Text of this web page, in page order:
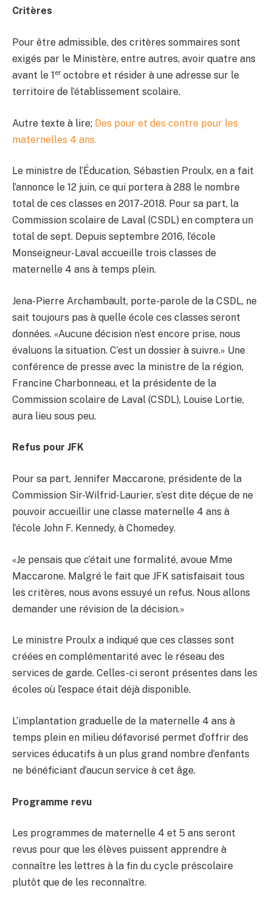
Critères
Pour être admissible, des critères sommaires sont
exigés par le Ministère, entre autres, avoir quatre ans
avant le 1er octobre et résider à une adresse sur le
territoire de l’établissement scolaire.
Autre texte à lire; Des pour et des contre pour les
maternelles 4 ans.
Le ministre de l’Éducation, Sébastien Proulx, en a fait
l’annonce le 12 juin, ce qui portera à 288 le nombre
total de ces classes en 2017-2018. Pour sa part, la
Commission scolaire de Laval (CSDL) en comptera un
total de sept. Depuis septembre 2016, l’école
Monseigneur-Laval accueille trois classes de
maternelle 4 ans à temps plein.
Jena-Pierre Archambault, porte-parole de la CSDL, ne
sait toujours pas à quelle école ces classes seront
données. «Aucune décision n’est encore prise, nous
évaluons la situation. C’est un dossier à suivre.» Une
conférence de presse avec la ministre de la région,
Francine Charbonneau, et la présidente de la
Commission scolaire de Laval (CSDL), Louise Lortie,
aura lieu sous peu.
Refus pour JFK
Pour sa part, Jennifer Maccarone, présidente de la
Commission Sir-Wilfrid-Laurier, s’est dite déçue de ne
pouvoir accueillir une classe maternelle 4 ans à
l’école John F. Kennedy, à Chomedey.
«Je pensais que c’était une formalité, avoue Mme
Maccarone. Malgré le fait que JFK satisfaisait tous
les critères, nous avons essuyé un refus. Nous allons
demander une révision de la décision.»
Le ministre Proulx a indiqué que ces classes sont
créées en complémentarité avec le réseau des
services de garde. Celles-ci seront présentes dans les
écoles où l’espace était déjà disponible.
L’implantation graduelle de la maternelle 4 ans à
temps plein en milieu défavorisé permet d’offrir des
services éducatifs à un plus grand nombre d’enfants
ne bénéficiant d’aucun service à cet âge.
Programme revu
Les programmes de maternelle 4 et 5 ans seront
revus pour que les élèves puissent apprendre à
connaître les lettres à la fin du cycle préscolaire
plutôt que de les reconnaître.